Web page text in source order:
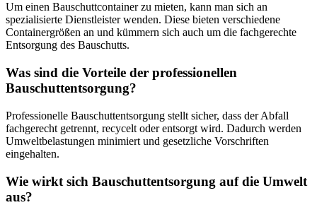
Um einen Bauschuttcontainer zu mieten, kann man sich an
spezialisierte Dienstleister wenden. Diese bieten verschiedene
Containergrößen an und kümmern sich auch um die fachgerechte
Entsorgung des Bauschutts.
Was sind die Vorteile der professionellen
Bauschuttentsorgung?
Professionelle Bauschuttentsorgung stellt sicher, dass der Abfall
fachgerecht getrennt, recycelt oder entsorgt wird. Dadurch werden
Umweltbelastungen minimiert und gesetzliche Vorschriften
eingehalten.
Wie wirkt sich Bauschuttentsorgung auf die Umwelt
aus?